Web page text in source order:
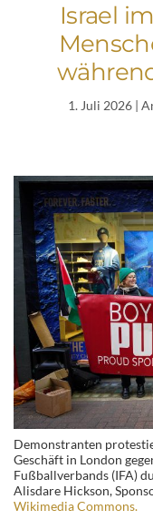
Israel
1. Juli 2026 |
Demonstranten
Geschäft in London
Fußballverbands (IFA)
Alisdare Hickson,
Wikimedia Commons.